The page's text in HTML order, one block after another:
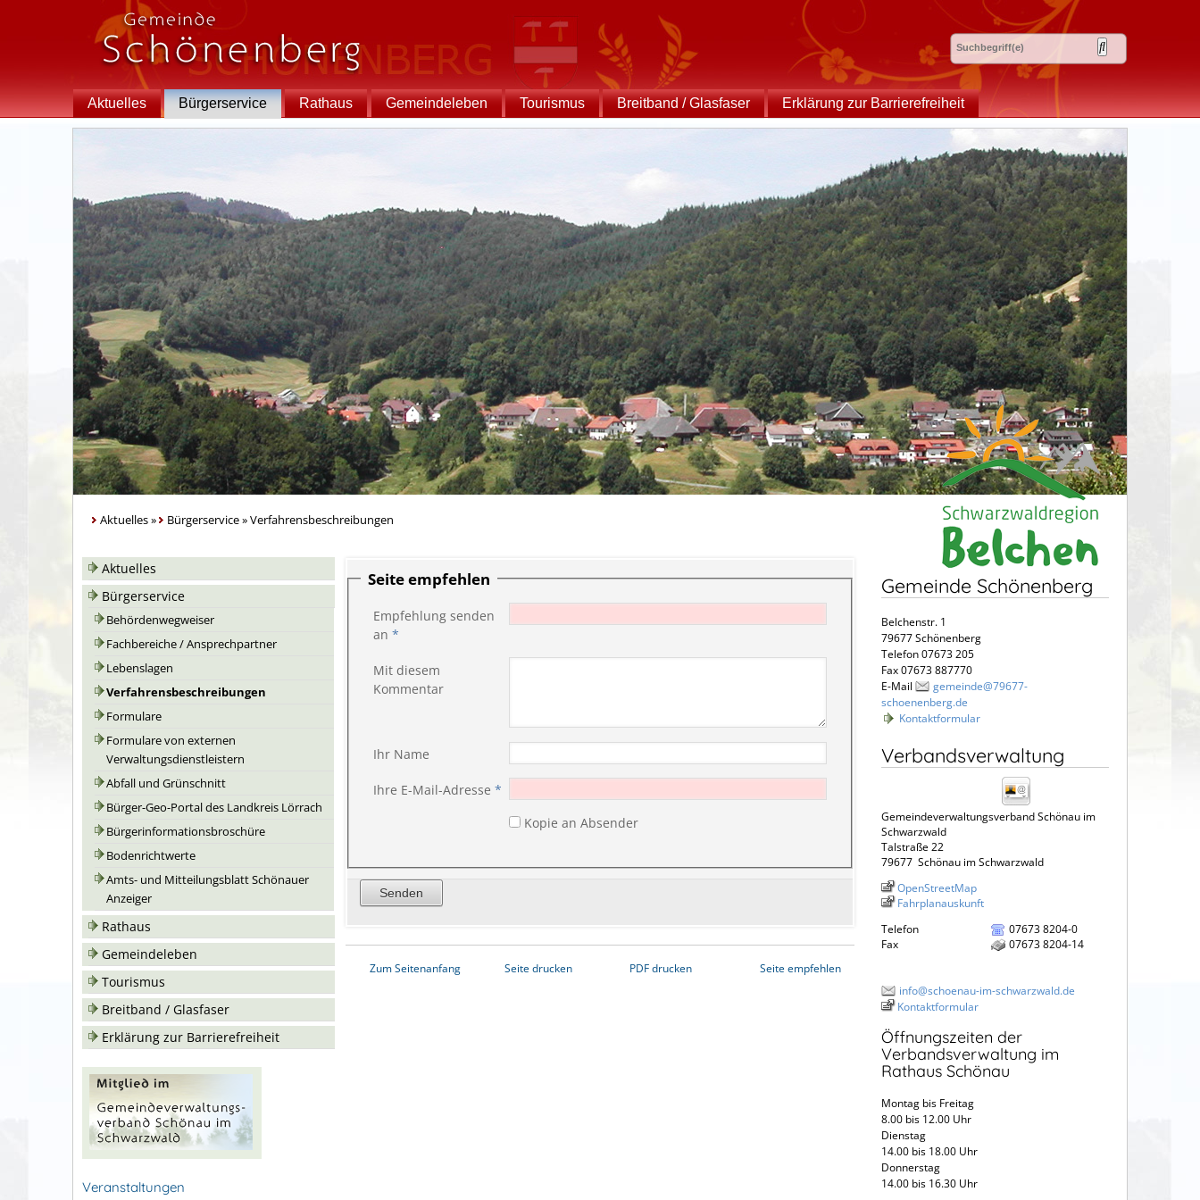
Aktuelles Bürgerservice Rathaus Gemeindeleben Tourismus Breitband / Glasfaser Erklärung zur Barrierefreiheit
Aktuelles» Bürgerservice»Verfahrensbeschreibungen
Aktuelles
Bürgerservice
Behördenwegweiser
Fachbereiche / Ansprechpartner
Lebenslagen
Verfahrensbeschreibungen
Formulare
Formulare von externen
Verwaltungsdienstleistern
Abfall und Grünschnitt
Bürger-Geo-Portal des Landkreis Lörrach
Bürgerinformationsbroschüre
Bodenrichtwerte
Amts- und Mitteilungsblatt Schönauer
Anzeiger
Rathaus
Gemeindeleben
Tourismus
Breitband / Glasfaser
Erklärung zur Barrierefreiheit
Veranstaltungen
Seite empfehlen
Empfehlung senden
an *
Mit diesem
Kommentar
Ihr Name
Ihre E-Mail-Adresse *
Kopie an Absender
Zum Seitenanfang Seite drucken PDF drucken Seite empfehlen
Gemeinde Schönenberg
Belchenstr. 1
79677 Schönenberg
Telefon 07673 205
Fax 07673 887770
E-Mail
gemeinde@79677-
schoenenberg.de
Kontaktformular
Verbandsverwaltung
Gemeindeverwaltungsverband Schönau im
Schwarzwald
Talstraße 22
79677 Schönau im Schwarzwald
OpenStreetMap
Fahrplanauskunft
Telefon
07673 8204-0
Fax
07673 8204-14
info@schoenau-im-schwarzwald.de
Kontaktformular
Öffnungszeiten der
Verbandsverwaltung im
Rathaus Schönau
Montag bis Freitag
8.00 bis 12.00 Uhr
Dienstag
14.00 bis 18.00 Uhr
Donnerstag
14.00 bis 16.30 Uhr